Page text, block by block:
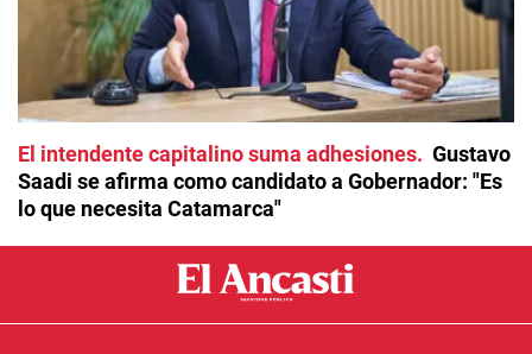
El intendente capitalino suma adhesiones
Gustavo
Saadi se afirma como candidato a Gobernador: "Es
lo que necesita Catamarca"